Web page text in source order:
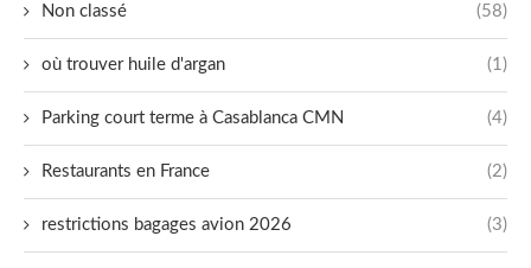
Non classé (58)
où trouver huile d'argan (1)
Parking court terme à Casablanca CMN (4)
Restaurants en France (2)
restrictions bagages avion 2026 (3)